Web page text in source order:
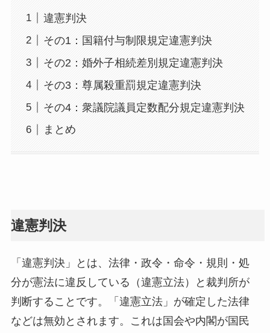
違憲判決
その1：国籍付与制限規定違憲判決
その2：婚外子相続差別規定違憲判決
その3：尊属殺重罰規定違憲判決
その4：衆議院議員定数配分規定違憲判決
まとめ
違憲判決
「違憲判決」とは、法律・政令・命令・規則・処
分が憲法に違反している（違憲立法）と裁判所が
判断することです。「違憲立法」が確定した法律
などは無効とされます。これは国会や内閣が国民